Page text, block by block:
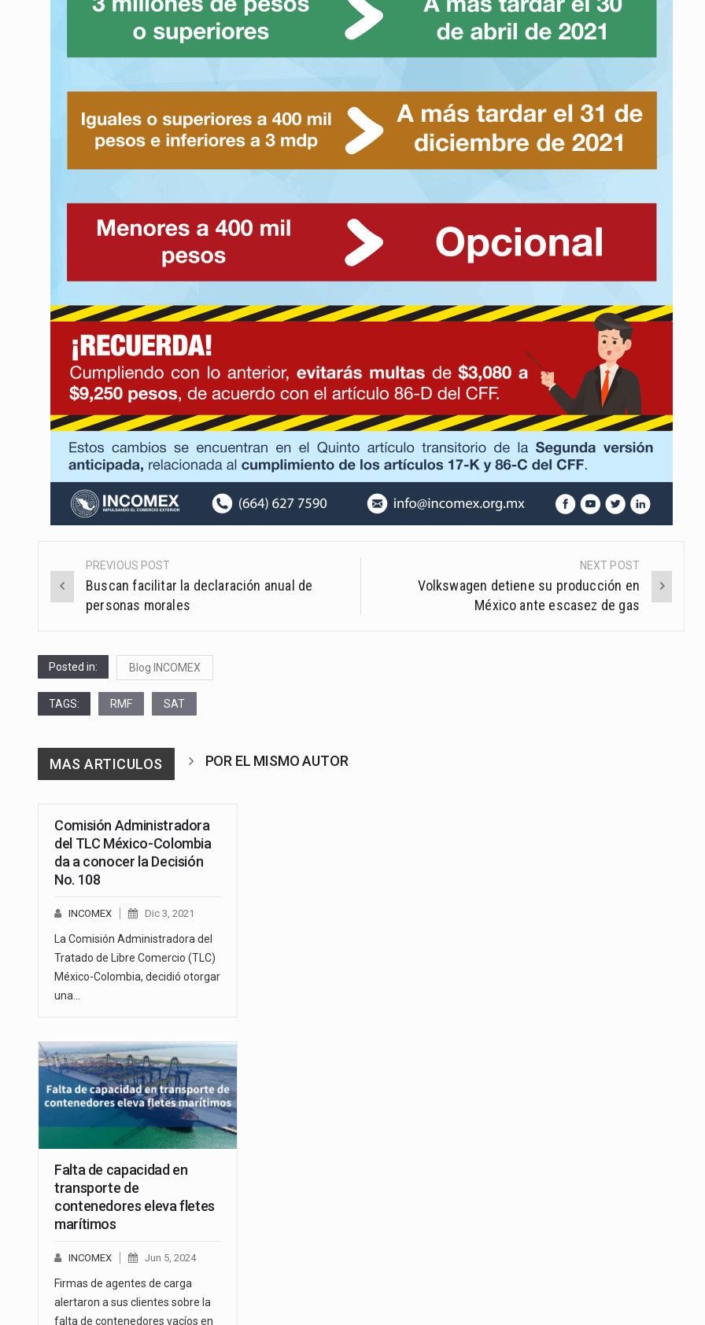
Post
navigation
PREVIOUS POST
Buscan facilitar la declaración anual de
personas morales
NEXT POST
Volkswagen detiene su producción en
México ante escasez de gas
Posted in: Blog INCOMEX
TAGS: RMF SAT
MAS ARTICULOS POR EL MISMO AUTOR
Comisión Administradora
del TLC México-Colombia
da a conocer la Decisión
No. 108
INCOMEX Dic 3, 2021
La Comisión Administradora del
Tratado de Libre Comercio (TLC)
México-Colombia, decidió otorgar
una…
Falta de capacidad en
transporte de
contenedores eleva fletes
marítimos
INCOMEX Jun 5, 2024
Firmas de agentes de carga
alertaron a sus clientes sobre la
falta de contenedores vacíos en